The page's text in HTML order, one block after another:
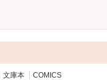
文庫本 COMICS